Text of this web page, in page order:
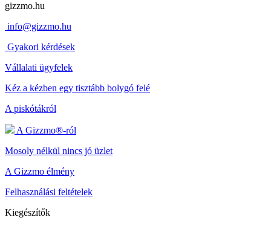
gizzmo.hu
info@gizzmo.hu
Gyakori kérdések
Vállalati ügyfelek
Kéz a kézben egy tisztább bolygó felé
A piskótákról
A Gizzmo®-ról
Mosoly nélkül nincs jó üzlet
A Gizzmo élmény
Felhasználási feltételek
Kiegészítők